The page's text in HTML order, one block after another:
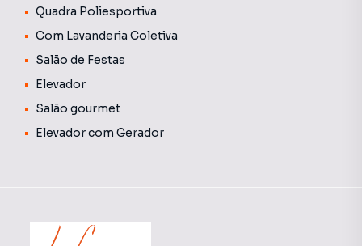
Quadra Poliesportiva
Com Lavanderia Coletiva
Salão de Festas
Elevador
Salão gourmet
Elevador com Gerador